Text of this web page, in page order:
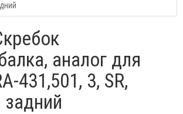
аналог для
431,501, 3, SR,